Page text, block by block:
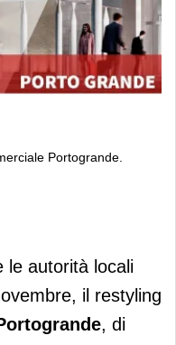
Portogrande.
centro
Investiti 6
le autorità locali
il restyling
, di